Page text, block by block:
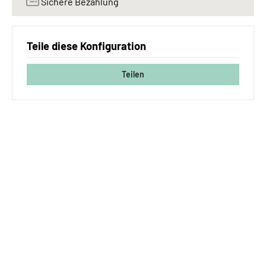
Teile diese Konfiguration
Teilen